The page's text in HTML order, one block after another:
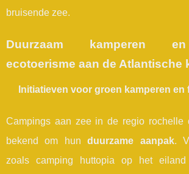
bruisende zee.
Duurzaam kamperen
ecotoerisme aan de Atlantische
Initiatieven voor groen kamperen en
Campings aan zee in de regio rochelle
bekend om hunduurzame aanpak.
zoals camping huttopia op het